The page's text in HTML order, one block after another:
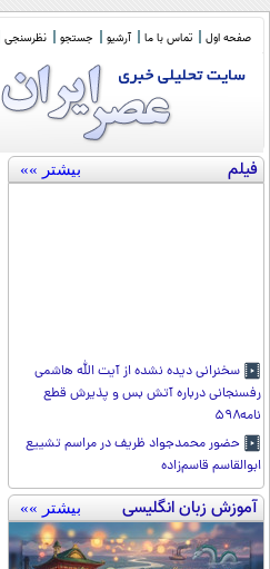
صفحه اول تماس با ما آرشیو جستجو نظرسنجی
فیلم بیشتر »»
سخنرانی دیده نشده از آیت الله هاشمی
رفسنجانی درباره آتش بس و پذیرش قطع
نامه۵۹۸
حضور محمدجواد ظریف در مراسم تشییع
ابوالقاسم قاسم‌زاده
آموزش زبان انگلیسی بیشتر »»